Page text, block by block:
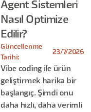
Agent Sistemleri
Nasıl Optimize
Edilir?
Güncellenme
Tarihi:
23/7/2026
Vibe coding ile ürün
geliştirmek harika bir
başlangıç. Şimdi onu
daha hızlı, daha verimli